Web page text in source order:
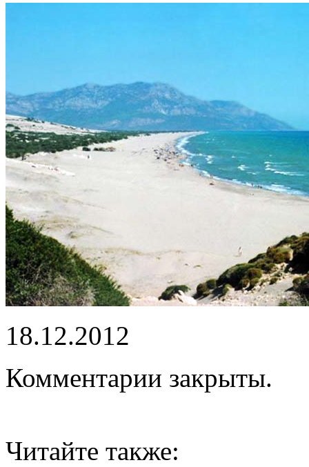
18.12.2012
Комментарии закрыты.
Читайте также: